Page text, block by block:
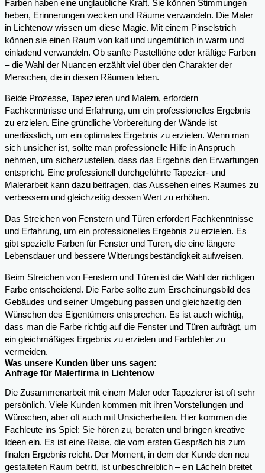
Farben haben eine unglaubliche Kraft. Sie können Stimmungen
heben, Erinnerungen wecken und Räume verwandeln. Die Maler
in Lichtenow wissen um diese Magie. Mit einem Pinselstrich
können sie einen Raum von kalt und ungemütlich in warm und
einladend verwandeln. Ob sanfte Pastelltöne oder kräftige Farben
– die Wahl der Nuancen erzählt viel über den Charakter der
Menschen, die in diesen Räumen leben.
Beide Prozesse, Tapezieren und Malern, erfordern
Fachkenntnisse und Erfahrung, um ein professionelles Ergebnis
zu erzielen. Eine gründliche Vorbereitung der Wände ist
unerlässlich, um ein optimales Ergebnis zu erzielen. Wenn man
sich unsicher ist, sollte man professionelle Hilfe in Anspruch
nehmen, um sicherzustellen, dass das Ergebnis den Erwartungen
entspricht. Eine professionell durchgeführte Tapezier- und
Malerarbeit kann dazu beitragen, das Aussehen eines Raumes zu
verbessern und gleichzeitig dessen Wert zu erhöhen.
Das Streichen von Fenstern und Türen erfordert Fachkenntnisse
und Erfahrung, um ein professionelles Ergebnis zu erzielen. Es
gibt spezielle Farben für Fenster und Türen, die eine längere
Lebensdauer und bessere Witterungsbeständigkeit aufweisen.
Beim Streichen von Fenstern und Türen ist die Wahl der richtigen
Farbe entscheidend. Die Farbe sollte zum Erscheinungsbild des
Gebäudes und seiner Umgebung passen und gleichzeitig den
Wünschen des Eigentümers entsprechen. Es ist auch wichtig,
dass man die Farbe richtig auf die Fenster und Türen aufträgt, um
ein gleichmäßiges Ergebnis zu erzielen und Farbfehler zu
vermeiden.
Was unsere Kunden über uns sagen:
Anfrage für Malerfirma in Lichtenow
Die Zusammenarbeit mit einem Maler oder Tapezierer ist oft sehr
persönlich. Viele Kunden kommen mit ihren Vorstellungen und
Wünschen, aber oft auch mit Unsicherheiten. Hier kommen die
Fachleute ins Spiel: Sie hören zu, beraten und bringen kreative
Ideen ein. Es ist eine Reise, die vom ersten Gespräch bis zum
finalen Ergebnis reicht. Der Moment, in dem der Kunde den neu
gestalteten Raum betritt, ist unbeschreiblich – ein Lächeln breitet